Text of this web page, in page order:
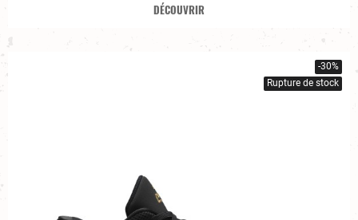
DÉCOUVRIR
-30%
Rupture de stock